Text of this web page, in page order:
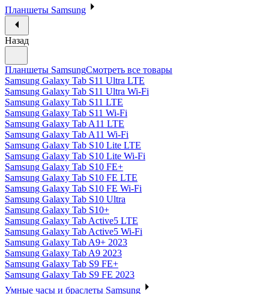
Планшеты Samsung
Назад
Планшеты SamsungСмотреть все товары
Samsung Galaxy Tab S11 Ultra LTE
Samsung Galaxy Tab S11 Ultra Wi-Fi
Samsung Galaxy Tab S11 LTE
Samsung Galaxy Tab S11 Wi-Fi
Samsung Galaxy Tab A11 LTE
Samsung Galaxy Tab A11 Wi-Fi
Samsung Galaxy Tab S10 Lite LTE
Samsung Galaxy Tab S10 Lite Wi-Fi
Samsung Galaxy Tab S10 FE+
Samsung Galaxy Tab S10 FE LTE
Samsung Galaxy Tab S10 FE Wi-Fi
Samsung Galaxy Tab S10 Ultra
Samsung Galaxy Tab S10+
Samsung Galaxy Tab Active5 LTE
Samsung Galaxy Tab Active5 Wi-Fi
Samsung Galaxy Tab A9+ 2023
Samsung Galaxy Tab A9 2023
Samsung Galaxy Tab S9 FE+
Samsung Galaxy Tab S9 FE 2023
Умные часы и браслеты Samsung